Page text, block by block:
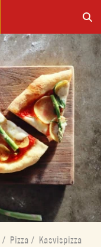
/ Pizza / Kasvispizza